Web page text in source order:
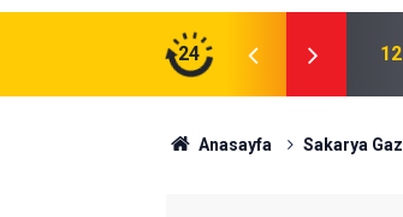
24
Anasayfa Sakarya